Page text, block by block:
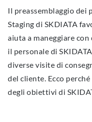
Il preassemblaggio
Staging di SKDIATA
aiuta a maneggiare
il personale di
diverse visite di
del cliente. Ecco
degli obiettivi di